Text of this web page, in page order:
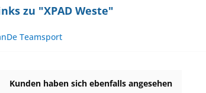
zu "XPAD Weste"
Teamsport
Kunden haben sich ebenfalls angesehen